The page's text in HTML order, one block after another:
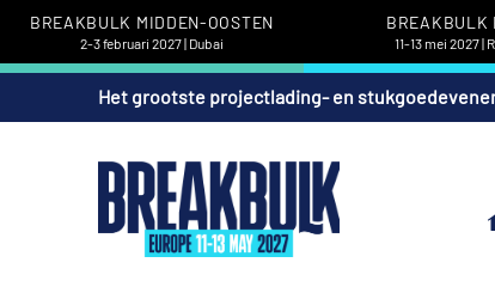
BREAKBULK MIDDEN-OOSTEN
2-3 februari 2027 | Dubai
BREAKBULK
11-13 mei 2027 |
Het grootste projectlading- en